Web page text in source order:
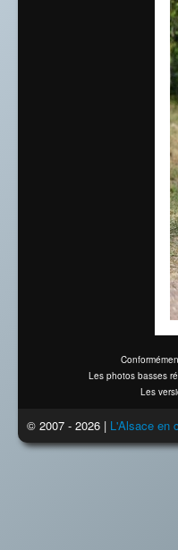
Les photos basses
Les
© 2007 - 2026 | L'Alsace en